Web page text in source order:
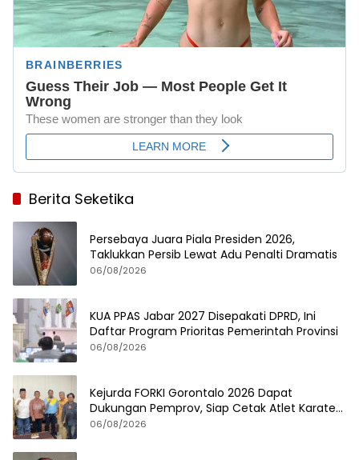
Berita Seketika
Persebaya Juara Piala Presiden 2026,
Taklukkan Persib Lewat Adu Penalti Dramatis
06/08/2026
KUA PPAS Jabar 2027 Disepakati DPRD, Ini
Daftar Program Prioritas Pemerintah Provinsi
06/08/2026
Kejurda FORKI Gorontalo 2026 Dapat
Dukungan Pemprov, Siap Cetak Atlet Karate
Berprestasi
06/08/2026